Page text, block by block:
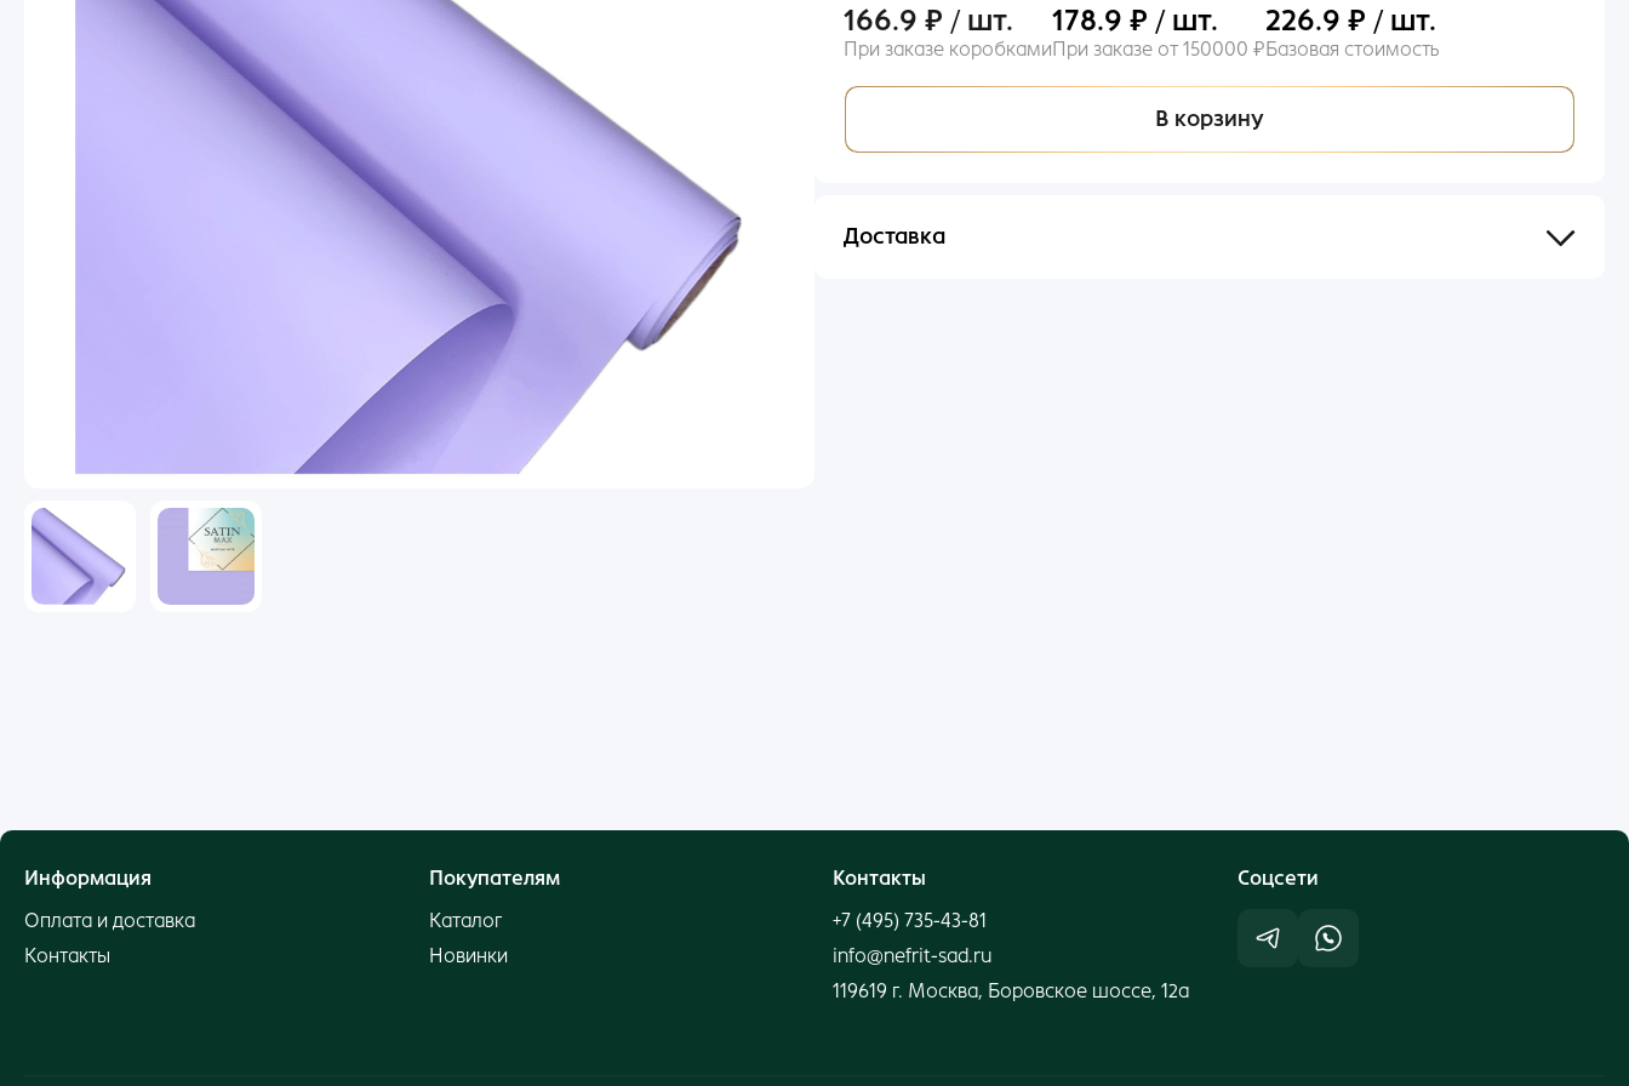
Новогодний ассортимент
Пакеты
Пленка
Сухоцветы, Перья
Выгодное предложение
166.9 ₽ / шт.
При заказе коробками
178.9 ₽ / шт.
При заказе от 150000 ₽
226.9 ₽ / шт.
Базовая стоимость
В корзину
Доставка
Информация
Оплата и доставка
Контакты
Покупателям
Каталог
Новинки
Контакты
+7 (495) 735-43-81
info@nefrit-sad.ru
119619 г. Москва, Боровское шоссе, 12а
Cоцсети